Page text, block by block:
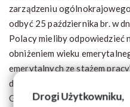
Drogi Użytkowniku,
zarządzeniu
odbyć 25 października br. w
Polacy mieliby odpowiedzieć
obniżeniem wieku
emerytalnych ze stażem
dotychczasowego systemu
Gospodarstwa Leśnego Lasy